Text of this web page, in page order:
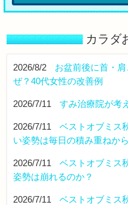
カラダ
2026/8/2
お盆前後に首・
ぜ？40代女性の改善例
2026/7/11 すみ治療院が考
2026/7/11
ベストオブミス
い姿勢は毎日の積み重ねから
2026/7/11
ベストオブミス
姿勢は崩れるのか？
2026/7/11 ベストオブミス